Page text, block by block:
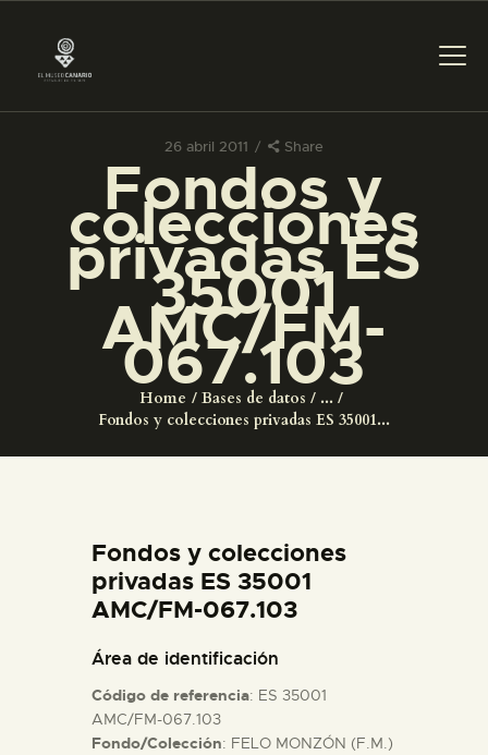
26 abril 2011 Share
Fondos y
colecciones
privadas ES
35001
AMC/FM-
067.103
Home Bases de datos
...
Fondos y colecciones privadas ES 35001...
PREPARAR LA VISITA
ACTIVIDADES
█
EL MUSEO
ESPAÑOL
ACTIVIDADES
Fondos y colecciones
privadas ES 35001
AMC/FM-067.103
Área de identificación
Código de referencia: ES 35001
AMC/FM-067.103
Fondo/Colección: FELO MONZÓN (F.M.)